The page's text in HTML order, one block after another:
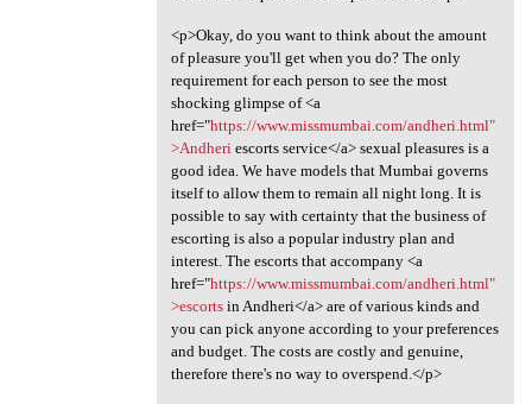
<p>Okay, do you want to think about the amount
of pleasure you'll get when you do? The only
requirement for each person to see the most
shocking glimpse of <a
href="https://www.missmumbai.com/andheri.html"
>Andheri escorts service</a> sexual pleasures is a
good idea. We have models that Mumbai governs
itself to allow them to remain all night long. It is
possible to say with certainty that the business of
escorting is also a popular industry plan and
interest. The escorts that accompany <a
href="https://www.missmumbai.com/andheri.html"
>escortsin Andheri</a> are of various kinds and
you can pick anyone according to your preferences
and budget. The costs are costly and genuine,
therefore there's no way to overspend.</p>